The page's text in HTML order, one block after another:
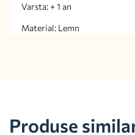
Varsta: + 1 an
Material: Lemn
Produse